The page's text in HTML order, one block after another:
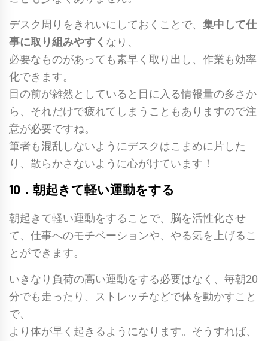
デスク周りをきれいにしておくことで、 集中して仕
事に取り組みやすく なり、
必要なものがあっても素早く取り出し、作業も効率
化できます。
目の前が雑然としていると目に入る情報量の多さか
ら、それだけで疲れてしまうこともありますので注
意が必要ですね。
筆者も混乱しないようにデスクはこまめに片した
り、散らかさないように心がけています！
10．朝起きて軽い運動をする
朝起きて軽い運動をすることで、脳を活性化させ
て、仕事へのモチベーションや、やる気を上げるこ
とができます。
いきなり負荷の高い運動をする必要はなく、毎朝20
分でも走ったり、ストレッチなどで体を動かすこと
で、
より体が早く起きるようになります。そうすれば、